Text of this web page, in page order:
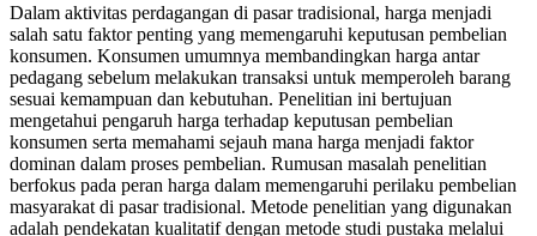
Dalam aktivitas perdagangan di pasar tradisional, harga menjadi
salah satu faktor penting yang memengaruhi keputusan pembelian
konsumen. Konsumen umumnya membandingkan harga antar
pedagang sebelum melakukan transaksi untuk memperoleh barang
sesuai kemampuan dan kebutuhan. Penelitian ini bertujuan
mengetahui pengaruh harga terhadap keputusan pembelian
konsumen serta memahami sejauh mana harga menjadi faktor
dominan dalam proses pembelian. Rumusan masalah penelitian
berfokus pada peran harga dalam memengaruhi perilaku pembelian
masyarakat di pasar tradisional. Metode penelitian yang digunakan
adalah pendekatan kualitatif dengan metode studi pustaka melalui